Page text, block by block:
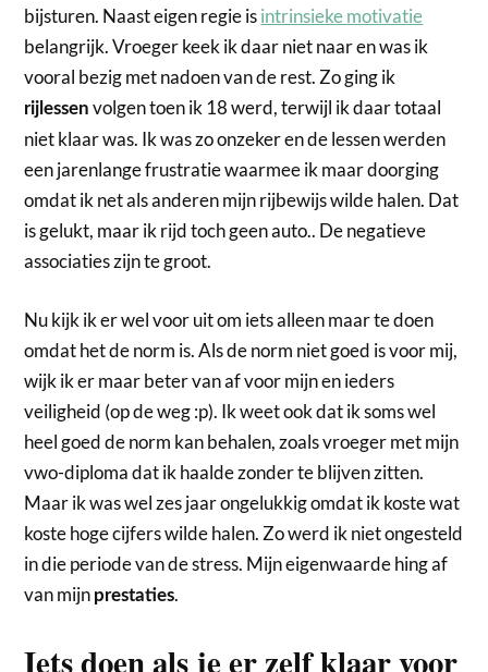
bijsturen. Naast eigen regie isintrinsieke motivatie
belangrijk. Vroeger keek ik daar niet naar en was ik
vooral bezig met nadoen van de rest. Zo ging ik
rijlessen volgen toen ik 18 werd, terwijl ik daar totaal
niet klaar was. Ik was zo onzeker en de lessen werden
een jarenlange frustratie waarmee ik maar doorging
omdat ik net als anderen mijn rijbewijs wilde halen. Dat
is gelukt, maar ik rijd toch geen auto.. De negatieve
associaties zijn te groot.
Nu kijk ik er wel voor uit om iets alleen maar te doen
omdat het de norm is. Als de norm niet goed is voor mij,
wijk ik er maar beter van af voor mijn en ieders
veiligheid (op de weg :p). Ik weet ook dat ik soms wel
heel goed de norm kan behalen, zoals vroeger met mijn
vwo-diploma dat ik haalde zonder te blijven zitten.
Maar ik was wel zes jaar ongelukkig omdat ik koste wat
koste hoge cijfers wilde halen. Zo werd ik niet ongesteld
in die periode van de stress. Mijn eigenwaarde hing af
van mijn prestaties.
Iets doen als je er zelf klaar voor